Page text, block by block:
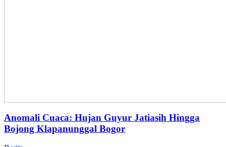
Anomali Cuaca: Hujan Guyur Jatiasih Hingga
Bojong Klapanunggal Bogor